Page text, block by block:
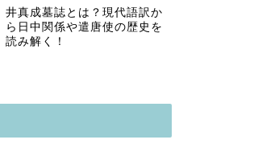
井真成墓誌とは？現代語訳か
ら日中関係や遣唐使の歴史を
読み解く！